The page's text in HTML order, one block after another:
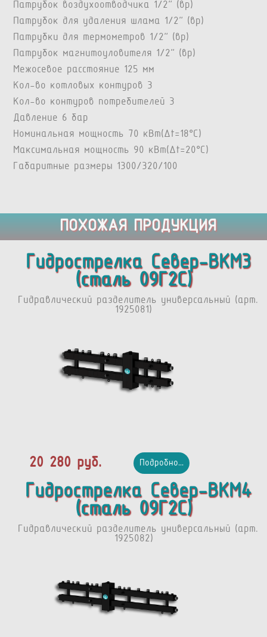
Патрубок воздухоотводчика 1/2” (вр)
Патрубок для удаления шлама 1/2” (вр)
Патрубки для термометров 1/2” (вр)
Патрубок магнитоуловителя 1/2” (вр)
Межосевое расстояние 125 мм
Кол-во котловых контуров 3
Кол-во контуров потребителей 3
Давление 6 бар
Номинальная мощность 70 кВт(Δt=18°C)
Максимальная мощность 90 кВт(Δt=20°C)
Габаритные размеры 1300/320/100
ПОХОЖАЯ ПРОДУКЦИЯ
Гидрострелка Север-BKМ3
(сталь 09Г2С)
Гидравлический разделитель универсальный (арт.
1925081)
20 280 руб. Подробно...
Гидрострелка Север-BKМ4
(сталь 09Г2С)
Гидравлический разделитель универсальный (арт.
1925082)